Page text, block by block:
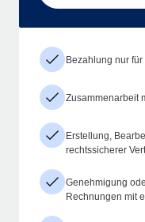
Bezahlung nur
Zusammenarbeit
Erstellung,
rechtssicherer
Genehmigung
Rechnungen mit